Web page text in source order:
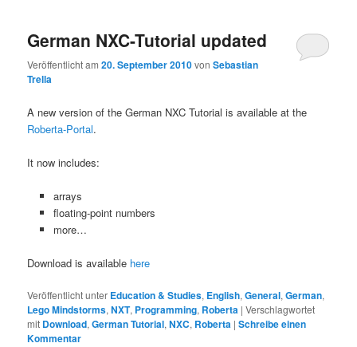
German NXC-Tutorial updated
Veröffentlicht am20. September 2010vonSebastian
Trella
A new version of the German NXC Tutorial is available at the
Roberta-Portal.
It now includes:
arrays
floating-point numbers
more…
Download is available here
Veröffentlicht unter Education & Studies, English,General,German,
Lego Mindstorms,NXT, Programming, Roberta |Verschlagwortet
mit Download,German Tutorial,NXC, Roberta |Schreibe einen
Kommentar